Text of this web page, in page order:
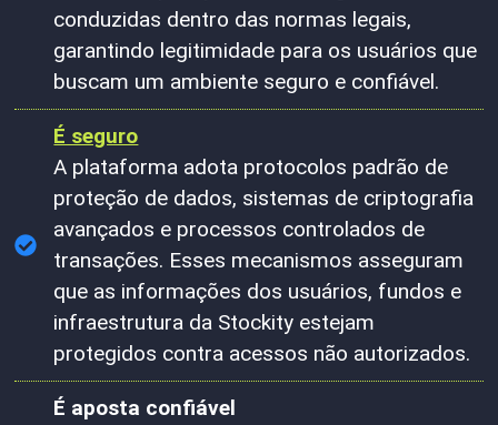
conduzidas dentro das normas legais,
garantindo legitimidade para os usuários que
buscam um ambiente seguro e confiável.
É seguro
A plataforma adota protocolos padrão de
proteção de dados, sistemas de criptografia
avançados e processos controlados de
transações. Esses mecanismos asseguram
que as informações dos usuários, fundos e
infraestrutura da Stockity estejam
protegidos contra acessos não autorizados.
É aposta confiável